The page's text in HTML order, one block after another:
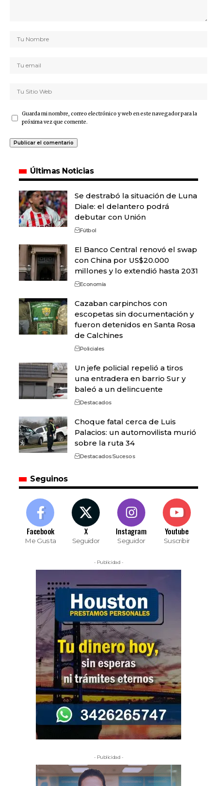
Guarda mi nombre, correo electrónico y web en este navegador para la
próxima vez que comente.
Últimas Noticias
Se destrabó la situación de Luna
Diale: el delantero podrá
debutar con Unión
Fútbol
El Banco Central renovó el swap
con China por US$20.000
millones y lo extendió hasta 2031
Economía
Cazaban carpinchos con
escopetas sin documentación y
fueron detenidos en Santa Rosa
de Calchines
Policiales
Un jefe policial repelió a tiros
una entradera en barrio Sur y
baleó a un delincuente
Destacados
Choque fatal cerca de Luis
Palacios: un automovilista murió
sobre la ruta 34
DestacadosSucesos
Seguinos
Facebook
Me Gusta
X
Seguidor
Instagram
Seguidor
Youtube
Suscribir
- Publicidad -
- Publicidad -